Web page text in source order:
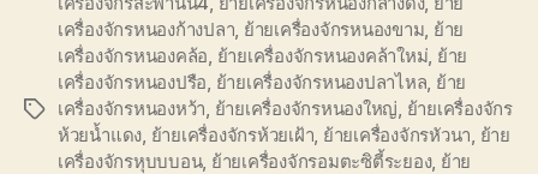
Tags
เครื่องจักรหนองก้างปลา ย้ายเครื่องจักรหนองขาม ย้าย
เครื่องจักรหนองคล้อ ย้ายเครื่องจักรหนองคล้าใหม่ ย้าย
เครื่องจักรหนองปรือ ย้ายเครื่องจักรหนองปลาไหล ย้าย
เครื่องจักรหนองหว้า ย้ายเครื่องจักรหนองใหญ่ ย้ายเครื่องจักร
ห้วยน้ำแดง ย้ายเครื่องจักรห้วยเฝ้า ย้ายเครื่องจักรหัวนา ย้าย
เครื่องจักรหุบบบอน, ย้ายเครื่องจักรอมตะซิตี้ระยอง, ย้าย